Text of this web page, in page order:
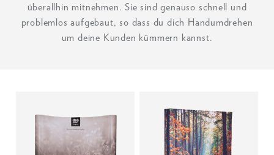
überallhin mitnehmen. Sie sind genauso schnell und
problemlos aufgebaut, so dass du dich Handumdrehen
um deine Kunden kümmern kannst.